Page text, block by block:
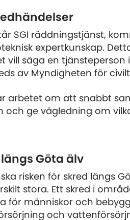
SGI räddningstjänst,
expertkunskap.
vill säga en tjänsteperson
av Myndigheten för
arbetet om att snabbt
och ge vägledning om
Göta älv
risken för skred längs
stora. Ett skred i
för människor och
och